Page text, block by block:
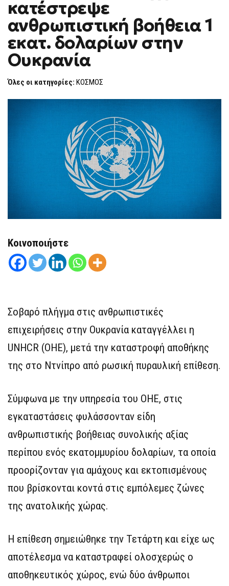
ΚΑΤΈΣΤΡΕΨΕ
ΑΝΘΡΩΠΙΣΤΙΚΉ
ΒΟΉΘΕΙΑ
1
ΕΚΑΤ.
ΔΟΛΑΡΊΩΝ
ΣΤΗΝ
κατέστρεψε
ανθρωπιστική βοήθεια 1
εκατ. δολαρίων στην
Ουκρανία
Όλες οι κατηγορίες: ΚΟΣΜΟΣ
Κοινοποιήστε
Σοβαρό πλήγμα στις ανθρωπιστικές
επιχειρήσεις στην Ουκρανία καταγγέλλει η
UNHCR (ΟΗΕ), μετά την καταστροφή αποθήκης
της στο Ντνίπρο από ρωσική πυραυλική επίθεση.
Σύμφωνα με την υπηρεσία του ΟΗΕ, στις
εγκαταστάσεις φυλάσσονταν είδη
ανθρωπιστικής βοήθειας συνολικής αξίας
περίπου ενός εκατομμυρίου δολαρίων, τα οποία
προορίζονταν για αμάχους και εκτοπισμένους
που βρίσκονται κοντά στις εμπόλεμες ζώνες
της ανατολικής χώρας.
Η επίθεση σημειώθηκε την Τετάρτη και είχε ως
αποτέλεσμα να καταστραφεί ολοσχερώς ο
αποθηκευτικός χώρος, ενώ δύο άνθρωποι